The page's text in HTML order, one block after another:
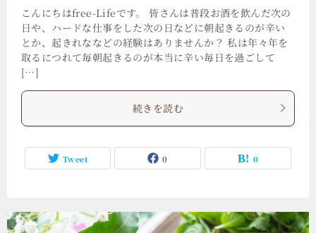
こんにちはfree-Lifeです。 皆さんは普段お酒を飲んだ次の
日や、ハードな仕事をした次の日などに朝起きるのが辛い
とか、起きれななどの経験はありませんか？ 私は年々年を
取るにつれて毎朝起きるのが本当に辛い毎日を過ごして
[…]
続きを読む
Tweet 0 0